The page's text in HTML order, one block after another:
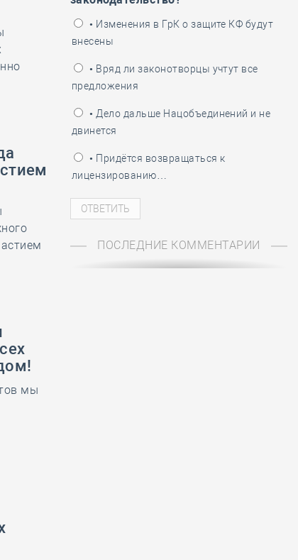
мы
• Изменения в ГрК о защите КФ будут
внесены
• Вряд ли законотворцы учтут все
предложения
• Дело дальше Нацобъединений и не
двинется
• Придётся возвращаться к
лицензированию…
ПОСЛЕДНИЕ КОММЕНТАРИИ